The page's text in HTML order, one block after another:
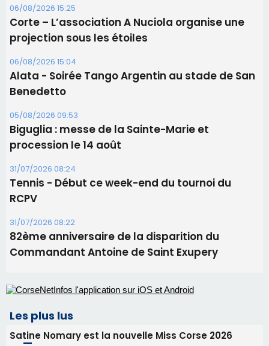
06/08/2026 15:25
Corte – L’association A Nuciola organise une
projection sous les étoiles
06/08/2026 15:04
Alata - Soirée Tango Argentin au stade de San
Benedetto
05/08/2026 09:53
Biguglia : messe de la Sainte-Marie et
procession le 14 août
31/07/2026 08:24
Tennis - Début ce week-end du tournoi du
RCPV
31/07/2026 08:22
82ème anniversaire de la disparition du
Commandant Antoine de Saint Exupery
Les plus lus
Satine Nomary est la nouvelle Miss Corse 2026